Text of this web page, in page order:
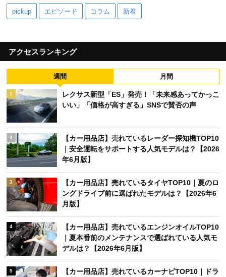
pickup エピソード コラム 新着
アクセスランキング
週間 月間
1
レクサス新型「ES」発売！「未来感あってかっこ
いい」「価格が高すぎる」SNSで賛否の声
2
【カー用品店】売れているレーダー探知機TOP10
｜安全運転をサポートする人気モデルは？【2026
年6月版】
3
【カー用品店】売れているタイヤTOP10｜夏のロ
ングドライブ前に選ばれたモデルは？【2026年6
月版】
4
【カー用品店】売れているエンジンオイルTOP10
｜夏本番前のメンテナンスで選ばれている人気モ
デルは？【2026年6月版】
5
【カー用品店】売れているカーナビTOP10｜ドラ